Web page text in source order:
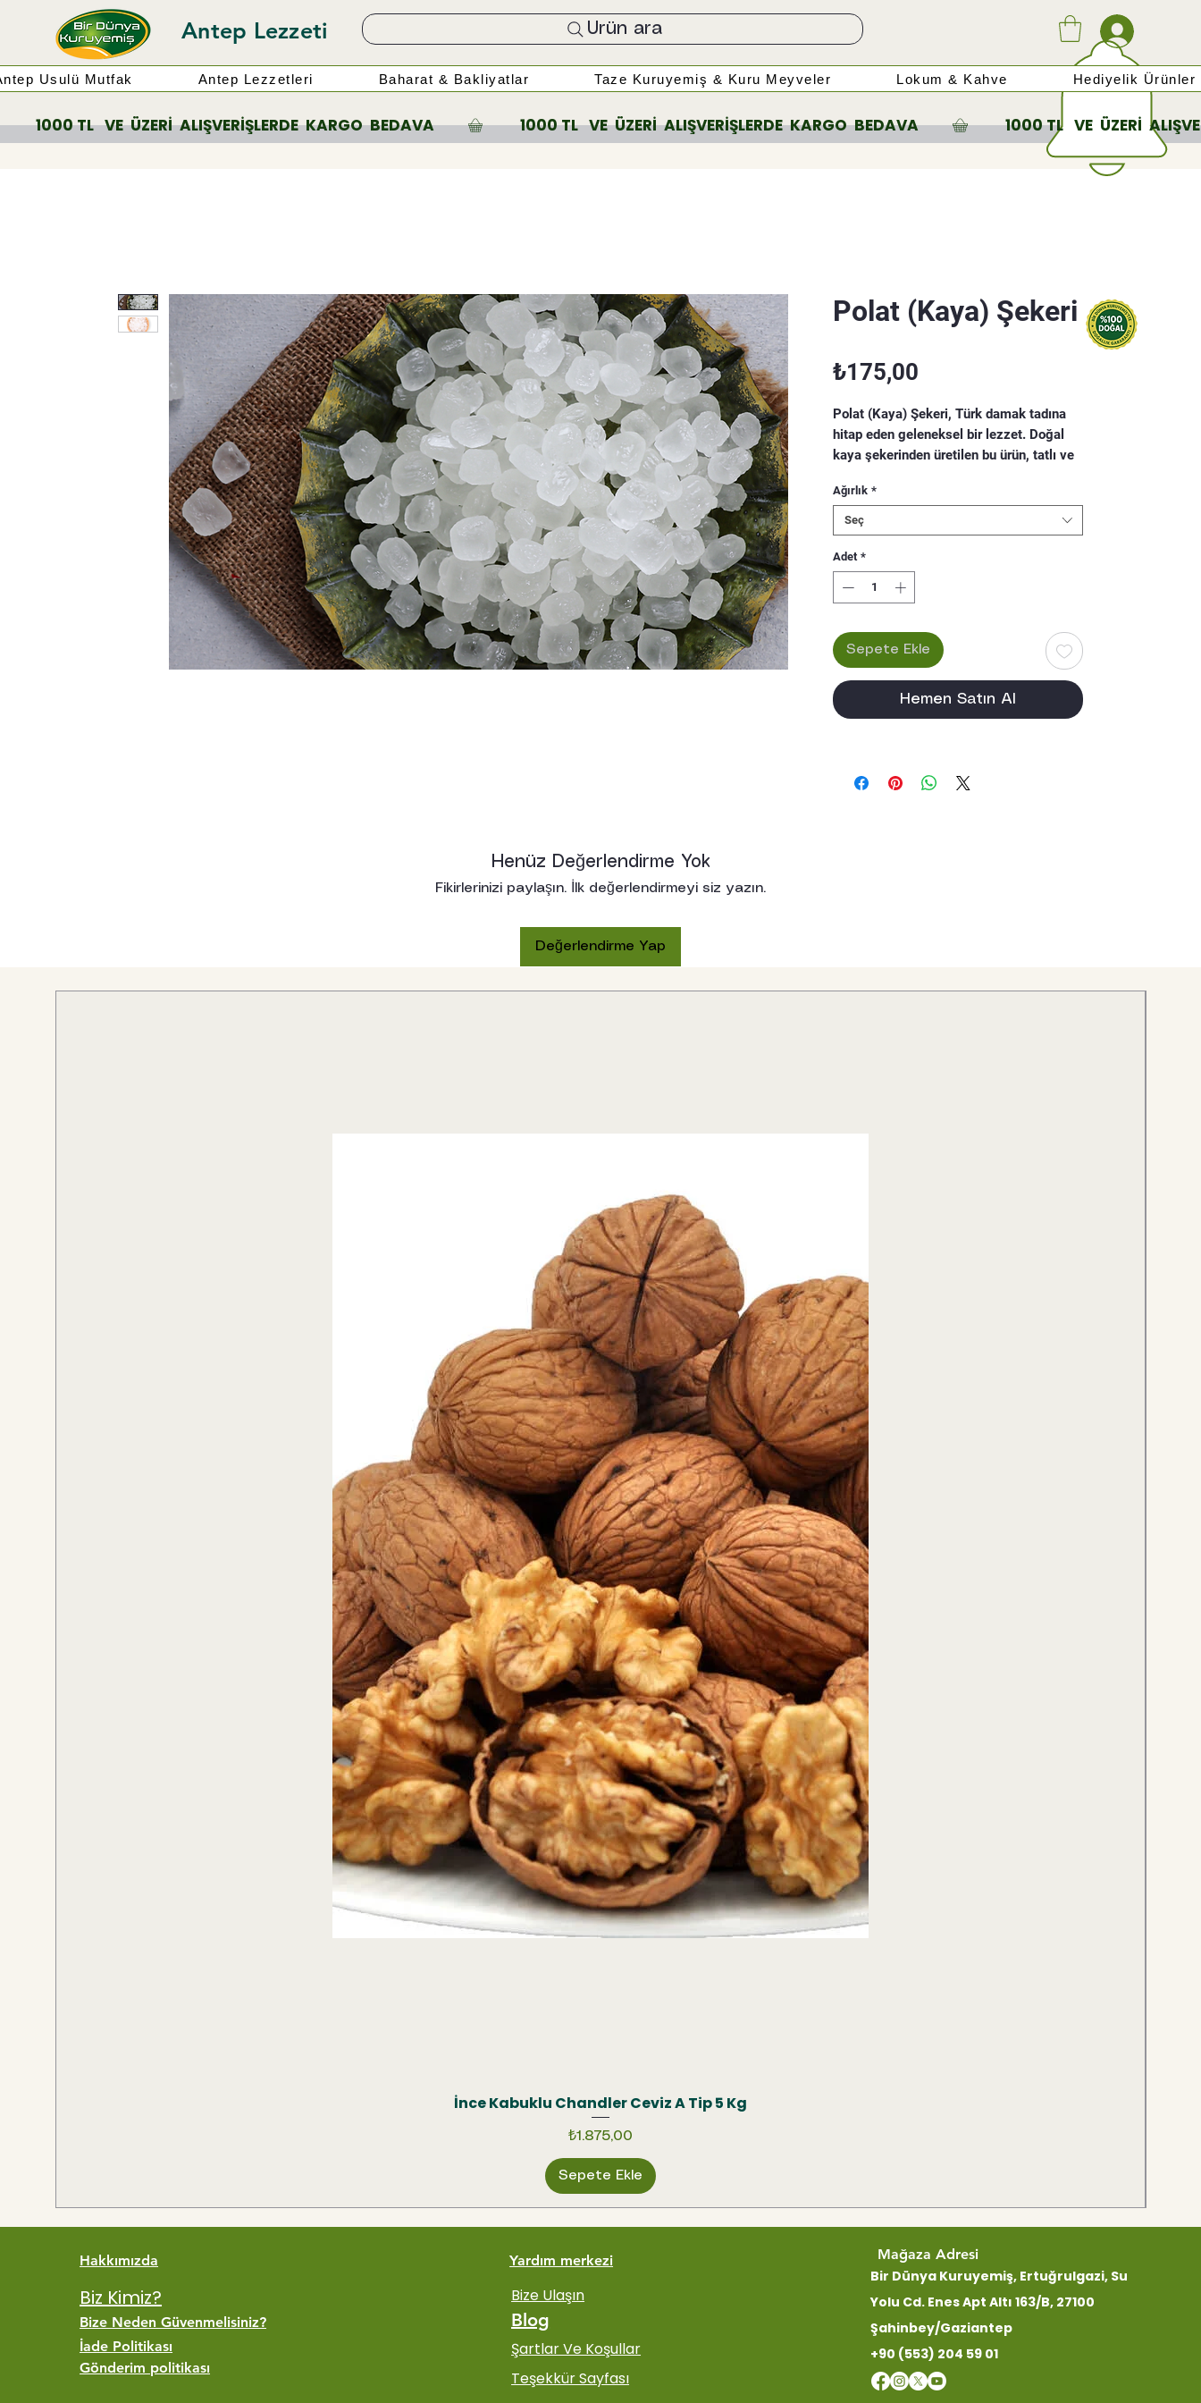
Antep Lezzeti
Usulü Mutfak Antep Lezzetleri Baharat & Bakliyatlar Taze Kuruyemiş & Kuru Meyveler Lokum & Kahve Hediyelik Ürünler
Ürün ara
          1000 TL   VE  ÜZERİ  ALIŞVERİŞLERDE  KARGO  BEDAVA
Polat (Kaya) Şekeri
₺175,00
Polat (Kaya) Şekeri, Türk damak tadına
hitap eden geleneksel bir lezzet. Doğal
kaya şekerinden üretilen bu ürün, tatlı ve
hazırlanmıştır. Gıda endüstrisinde sıkça
tercih edilen Polat (Kaya) Şekeri, yüksek
kalitesi ve sağlıklı yapısıyla bilinir.
Kendine özgü aroması ve kristal formuyla
her türlü tarife lezzet katar. Polat (Kaya)
Şekeri, Türk mutfağının
tatlı ve içeceğe lezzet katmak için ideal
bir tercihtir.
Ağırlık *
Seç
Adet *
Sepete Ekle
Hemen Satın Al
Henüz Değerlendirme Yok
Fikirlerinizi paylaşın. İlk değerlendirmeyi siz yazın.
Değerlendirme Yap
Hızlı Bakış
İnce Kabuklu Chandler Ceviz A Tip 5 Kg
Fiyat
₺1.875,00
Sepete Ekle
Hakkımızda
Biz Kimiz?
Bize Neden Güvenmelisiniz?
İade Politikası
Gönderim politikası
Yardım merkezi
Bize Ulaşın
Blog
Şartlar Ve Koşullar
Teşekkür Sayfası
Mağaza Adresi
Bir Dünya Kuruyemiş, Ertuğrulgazi, Su
Yolu Cd. Enes Apt Altı 163/B, 27100
Şahinbey/Gaziantep
+90 (553) 204 59 01